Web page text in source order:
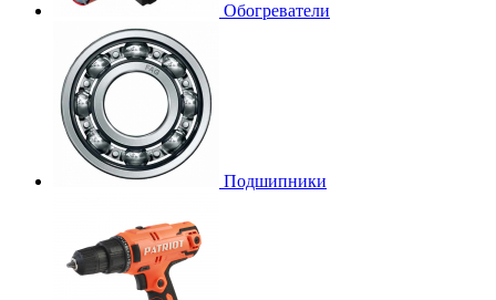
Обогреватели
Подшипники